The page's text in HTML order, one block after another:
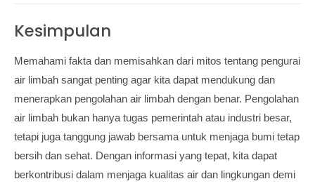
Kesimpulan
Memahami fakta dan memisahkan dari mitos tentang pengurai
air limbah sangat penting agar kita dapat mendukung dan
menerapkan pengolahan air limbah dengan benar. Pengolahan
air limbah bukan hanya tugas pemerintah atau industri besar,
tetapi juga tanggung jawab bersama untuk menjaga bumi tetap
bersih dan sehat. Dengan informasi yang tepat, kita dapat
berkontribusi dalam menjaga kualitas air dan lingkungan demi